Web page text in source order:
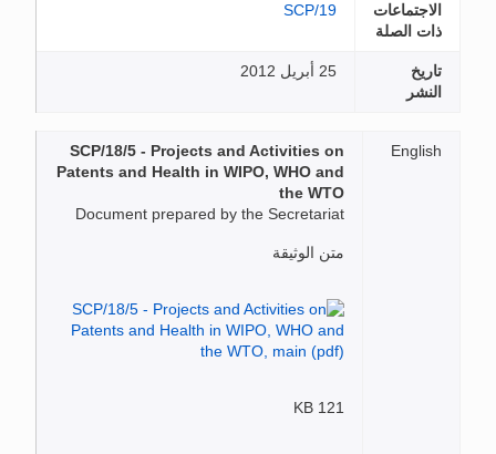
الاجتماعات
ذات الصلة
SCP/19
تاريخ
النشر
25 أبريل 2012
English
SCP/18/5 - Projects and Activities on
Patents and Health in WIPO, WHO and
the WTO
Document prepared by the Secretariat
متن الوثيقة
121 KB